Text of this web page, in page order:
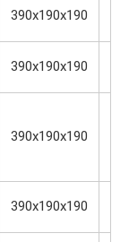
390х190х190
390х190х190
390х190х190
390х190х190